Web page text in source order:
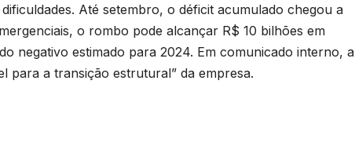
Até setembro, o déficit acumulado chegou a
o rombo pode alcançar R$ 10 bilhões em
negativo estimado para 2024. Em comunicado interno, a
para a transição estrutural” da empresa.